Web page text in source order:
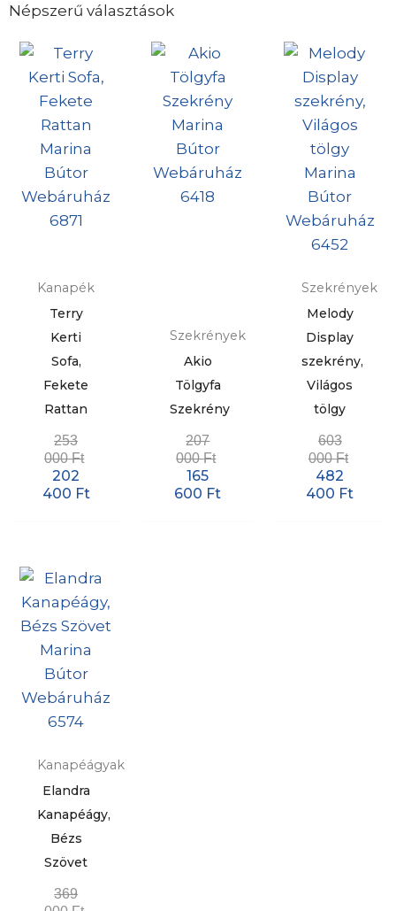
Népszerű választások
Kanapék
Terry
Kerti
Sofa,
Fekete
Rattan
253
000Ft
202
400 Ft
Szekrények
Akio
Tölgyfa
Szekrény
207
000Ft
165
600 Ft
Szekrények
Melody
Display
szekrény,
Világos
tölgy
603
000Ft
482
400 Ft
Kanapéágyak
Elandra
Kanapéágy,
Bézs
Szövet
369